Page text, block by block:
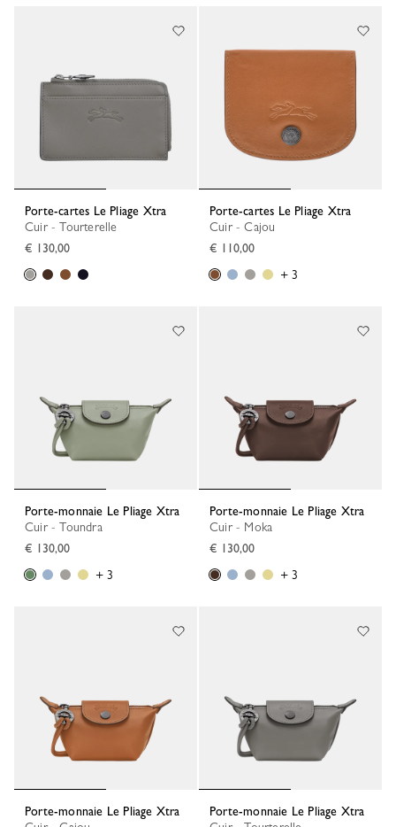
Porte-cartes Le Pliage Xtra
Cuir - Tourterelle
€ 130,00
Porte-cartes Le Pliage Xtra
Cuir - Cajou
€ 110,00
+ 3
Porte-monnaie Le Pliage Xtra
Cuir - Toundra
€ 130,00
+ 3
Porte-monnaie Le Pliage Xtra
Cuir - Moka
€ 130,00
+ 3
Porte-monnaie Le Pliage Xtra
Porte-monnaie Le Pliage Xtra